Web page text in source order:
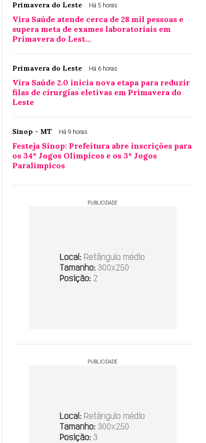
Primavera do Leste Há 5 horas
Vira Saúde atende cerca de 28 mil pessoas e
supera meta de exames laboratoriais em
Primavera do Lest…
Primavera do Leste Há 6 horas
Vira Saúde 2.0 inicia nova etapa para reduzir
filas de cirurgias eletivas em Primavera do
Leste
Sinop - MT Há 9 horas
Festeja Sinop: Prefeitura abre inscrições para
os 34º Jogos Olímpicos e os 3º Jogos
Paralímpicos
PUBLICIDADE
PUBLICIDADE